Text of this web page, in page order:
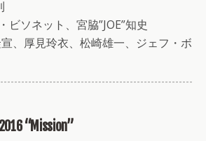
ソネット、宮脇”JOE”知史
、厚見玲衣、松崎雄一、ジェフ・ボ
“Mission”